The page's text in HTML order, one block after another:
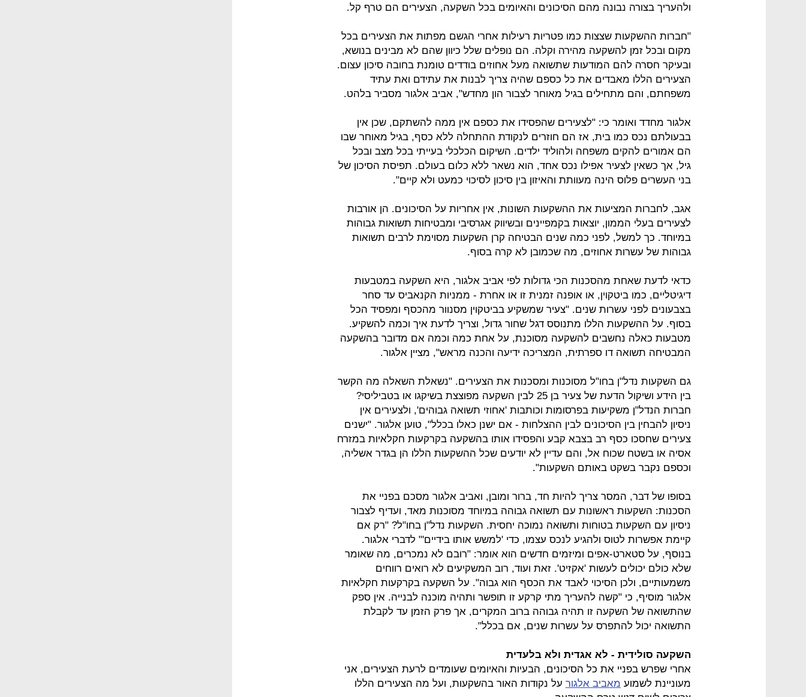
ולהעריך בצורה נבונה מהם הסיכונים והאיומים בכל השקעה, הצעירים הם טרף קל.
"חברות ההשקעות שצצות כמו פטריות רעילות אחרי הגשם מפתות את הצעירים בכל
מקום ובכל זמן להשקעה מהירה וקלה. הם נופלים שלל כיוון שהם לא מבינים בנושא,
ובעיקר חסרה להם המודעות שתשואה מעל אחוזים בודדים טומנת בחובה סיכון עצום.
הצעירים הללו מאבדים את כל כספם שהיה צריך לבנות את עתידם ואת עתיד
משפחתם, והם מתחילים בגיל מאוחר לצבור הון מחדש", אביב אלגור מסביר בלהט.
אלגור מחדד ואומר כי: "לצעירים שהפסידו את כספם אין ממה להשתקם, שכן אין
בבעולתם נכס כמו בית, אז הם חוזרים לנקודת ההתחלה ללא כסף, בגיל מאוחר שבו
הם אמורים להקים משפחה ולהוליד ילדים. השיקום הכלכלי בעייתי בכל מצב ובכל
גיל, אך כשאין לצעיר אפילו נכס אחד, הוא נשאר ללא כלום בעולם. תפיסת הסיכון של
בני העשרים פלוס הינה מעוותת והאיזון בין סיכון לסיכוי כמעט ולא קיים".
אגב, לחברות המציעות את ההשקעות השונות, אין אחריות על הסיכונים. הן אורבות
לצעירים בעלי הממון, יוצאות בקמפיינים ובשיווק אגרסיבי ומבטיחות תשואות גבוהות
במיוחד. כך למשל, לפני כמה שנים הבטיחה קרן השקעות מסוימת לרבים תשואות
גבוהות של עשרות אחוזים, מה שכמובן לא קרה בסוף.
כדאי לדעת שאחת מהסכנות הכי גדולות לפי אביב אלגור, היא השקעה במטבעות
דיגיטליים, כמו ביטקוין, או אופנה זמנית זו או אחרת - ממניות הקנאביס עד סחר
בצבעונים לפני עשרות שנים. "צעיר שמשקיע בביטקוין מסנוור מהכסף ומפסיד הכל
בסוף. על ההשקעות הללו מתנוסס דגל שחור גדול, וצריך לדעת איך וכמה להשקיע.
מטבעות כאלה נחשבים להשקעה מסוכנת, על אחת כמה וכמה אם מדובר בהשקעה
המבטיחה תשואה דו ספרתית, המצריכה ידיעה והכנה מראש", מציין אלגור.
גם השקעות נדל"ן בחו"ל מסוכנות ומסכנות את הצעירים. "נשאלת השאלה מה הקשר
בין הידע ושיקול הדעת של צעיר בן 25 לבין השקעה מפוצצת בשיקגו או בטביליסי?
חברות הנדל"ן משקיעות בפרסומות וכותבות 'אחוזי תשואה גבוהים', ולצעירים אין
ניסיון להבחין בין הסיכונים לבין ההצלחות - אם ישנן כאלו בכלל", טוען אלגור. "ישנים
צעירים שחסכו כסף רב בצבא קבע והפסידו אותו בהשקעה בקרקעות חקלאיות במזרח
אסיה או בשטח שכוח אל, והם עדיין לא יודעים שכל ההשקעות הללו הן בגדר אשליה,
וכספם נקבר בשקט באותם השקעות".
בסופו של דבר, המסר צריך להיות חד, ברור ומובן, ואביב אלגור מסכם בפניי את
הסכנות: השקעות ראשונות עם תשואה גבוהה במיוחד מסוכנות מאד, ועדיף לצבור
ניסיון עם השקעות בטוחות ותשואה נמוכה יחסית. השקעות נדל"ן בחו"ל? "רק אם
קיימת אפשרות לטוס ולהגיע לנכס עצמו, כדי 'למשש אותו בידיים'" לדברי אלגור.
בנוסף, על סטארט-אפים ומיזמים חדשים הוא אומר: "רובם לא נמכרים, מה שאומר
שלא כולם יכולים לעשות 'אקזיט'. זאת ועוד, רוב המשקיעים לא רואים רווחים
משמעותיים, ולכן הסיכוי לאבד את הכסף הוא גבוה". על השקעה בקרקעות חקלאיות
אלגור מוסיף, כי "קשה להעריך מתי קרקע זו תופשר ותהיה מוכנה לבנייה. אין ספק
שהתשואה של השקעה זו תהיה גבוהה ברוב המקרים, אך פרק הזמן עד לקבלת
התשואה יכול להתפרס על עשרות שנים, אם בכלל".
השקעה סולידית - לא אגדית ולא בלעדית
אחרי שפרש בפניי את כל הסיכונים, הבעיות והאיומים שעומדים לרעת הצעירים, אני
מעוניינת לשמוע מאביב אלגור על נקודות האור בהשקעות, ועל מה הצעירים הללו